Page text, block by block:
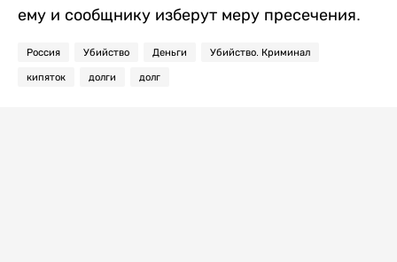
ему и сообщнику изберут меру пресечения.
Россия Убийство Деньги Убийство. Криминал
кипяток долги долг